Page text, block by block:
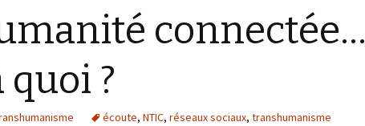
connectée…
?
écoute, NTIC, réseaux sociaux, transhumanisme